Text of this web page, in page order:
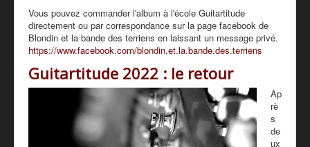
Vous pouvez commander l'album à l'école Guitartitude
directement ou par correspondance sur la page facebook de
Blondin et la bande des terriens en laissant un message privé.
https://www.facebook.com/blondin.et.la.bande.des.terriens
Guitartitude 2022 : le retour
Ap
rè
s
de
ux